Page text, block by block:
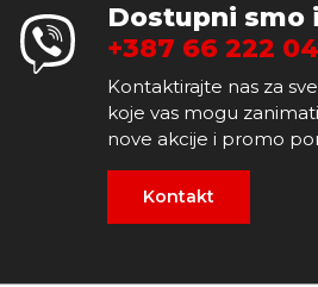
Dostupni smo
+387 66 222
Kontaktirajte nas za
koje vas mogu
nove akcije i promo
Kontakt